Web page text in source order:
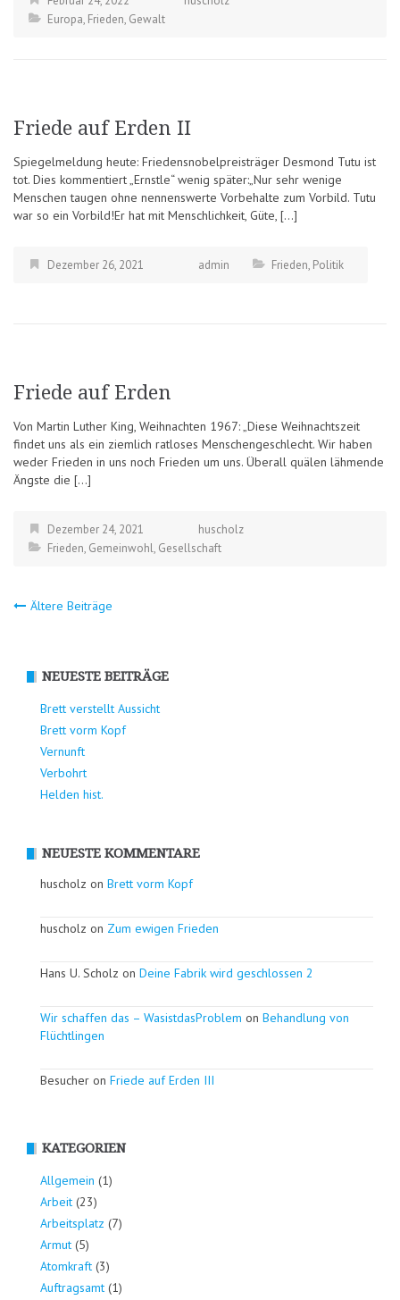
Europa, Frieden, Gewalt
Friede auf Erden II
Spiegelmeldung heute: Friedensnobelpreisträger Desmond Tutu ist
tot. Dies kommentiert „Ernstle“ wenig später:„Nur sehr wenige
Menschen taugen ohne nennenswerte Vorbehalte zum Vorbild. Tutu
war so ein Vorbild!Er hat mit Menschlichkeit, Güte, […]
Dezember 26, 2021 admin Frieden, Politik
Friede auf Erden
Von Martin Luther King, Weihnachten 1967: „Diese Weihnachtszeit
findet uns als ein ziemlich ratloses Menschengeschlecht. Wir haben
weder Frieden in uns noch Frieden um uns. Überall quälen lähmende
Ängste die […]
Dezember 24, 2021
huscholz
Frieden, Gemeinwohl, Gesellschaft
Beitragsnavigation
Ältere Beiträge
NEUESTE BEITRÄGE
Brett verstellt Aussicht
Brett vorm Kopf
Vernunft
Verbohrt
Helden hist.
NEUESTE KOMMENTARE
huscholz on Brett vorm Kopf
huscholz on Zum ewigen Frieden
Hans U. Scholz on Deine Fabrik wird geschlossen 2
Wir schaffen das – WasistdasProblem on Behandlung von
Flüchtlingen
Besucher on Friede auf Erden III
KATEGORIEN
Allgemein (1)
Arbeit (23)
Arbeitsplatz (7)
Armut (5)
Atomkraft (3)
Auftragsamt (1)